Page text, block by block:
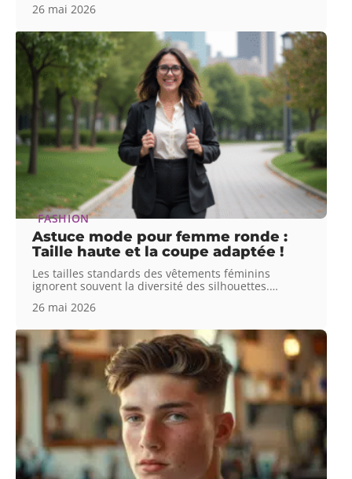
26 mai 2026
FASHION
Astuce mode pour femme ronde :
Taille haute et la coupe adaptée !
Les tailles standards des vêtements féminins
ignorent souvent la diversité des silhouettes.…
26 mai 2026